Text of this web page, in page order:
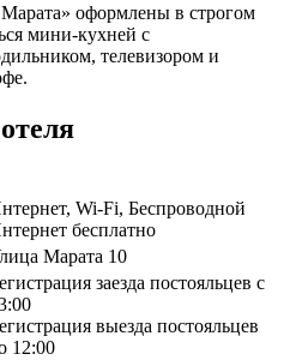
оформлены в строгом
мини-кухней с
телевизором и
Wi-Fi, Беспроводной
бесплатно
Марата 10
заезда постояльцев с
выезда постояльцев
12:00